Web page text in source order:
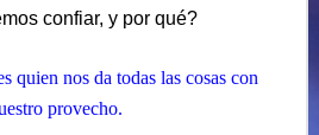
confiar, y por qué?
quien nos da todas las cosas con
provecho.